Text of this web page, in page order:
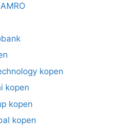
kopen
kopen
kopen
kopen